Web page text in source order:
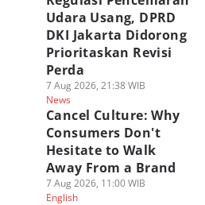
Udara Usang, DPRD
DKI Jakarta Didorong
Prioritaskan Revisi
Perda
7 Aug 2026, 21:38 WIB
News
Cancel Culture: Why
Consumers Don't
Hesitate to Walk
Away From a Brand
7 Aug 2026, 11:00 WIB
English